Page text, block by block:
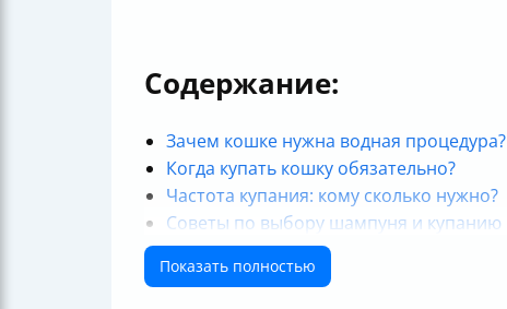
Содержание:
Зачем кошке нужна водная процедура?
Когда купать кошку обязательно?
Частота купания: кому сколько нужно?
Советы по выбору шампуня и купанию
Как сделать купание менее стрессовым?
Если кошка боится воды
Показать полностью